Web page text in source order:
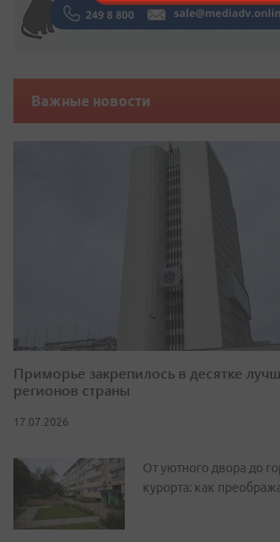
Важные новости
Приморье закрепилось в десятке
регионов страны
17.07.2026
От уютного двора до
курорта: как